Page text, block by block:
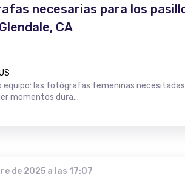
necesarias para los
CA
equipo: las fotógrafas femeninas
momentos dura…
de 2025 a las 17:07